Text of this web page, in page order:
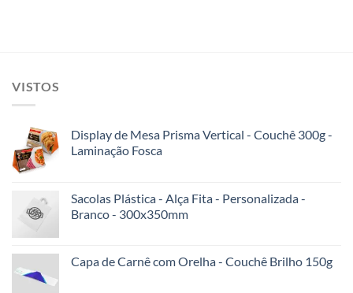
VISTOS
Display de Mesa Prisma Vertical - Couchê 300g -
Laminação Fosca
Sacolas Plástica - Alça Fita - Personalizada -
Branco - 300x350mm
Capa de Carnê com Orelha - Couchê Brilho 150g